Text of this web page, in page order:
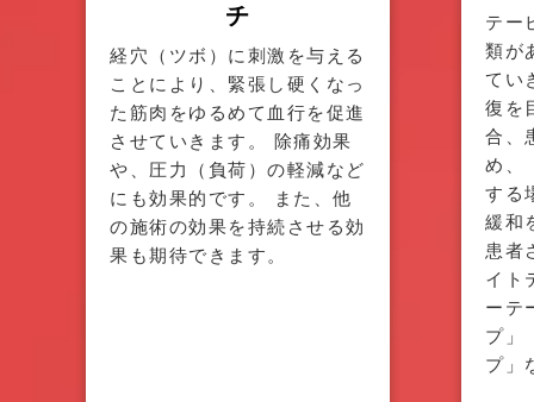
チ
経穴（ツボ）に刺激を与える
ことにより、緊張し硬くなっ
た筋肉をゆるめて血行を促進
させていきます。 除痛効果
や、圧力（負荷）の軽減など
にも効果的です。 また、他
の施術の効果を持続させる効
果も期待できます。
テー
類が
てい
復を
合、
め、
する
緩和
患者
イト
ーテ
プ」
プ」